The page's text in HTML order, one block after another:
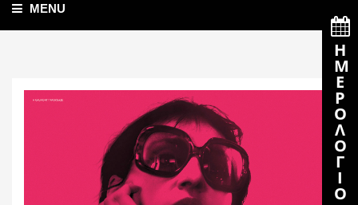
MENU
Η
Ε
Ρ
Ο
Λ
Ο
Γ
Ι
Ο